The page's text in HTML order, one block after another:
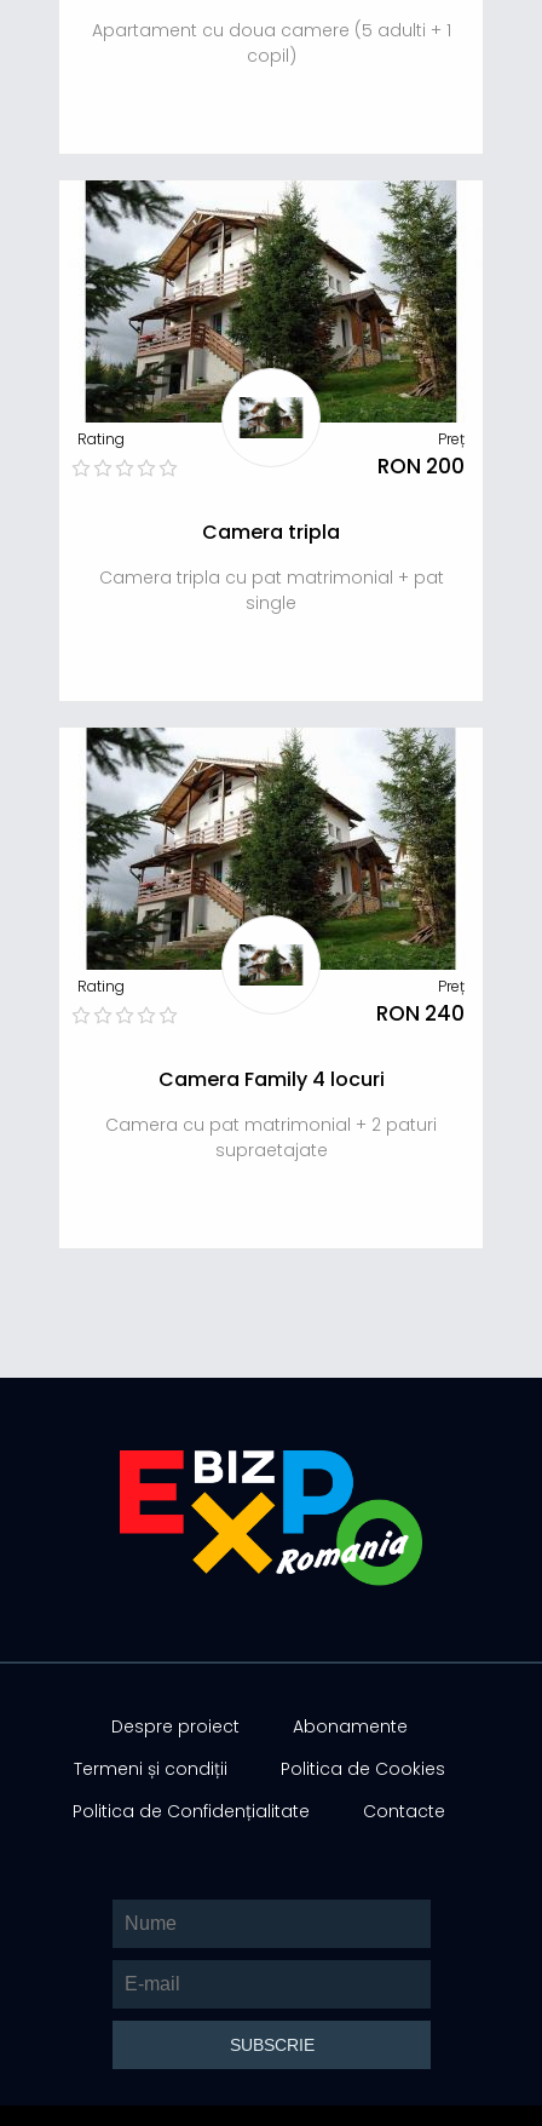
Apartament cu doua camere (5 adulti + 1
copil)
Rating Preț
RON 200
Camera tripla
Camera tripla cu pat matrimonial + pat
single
Rating Preț
RON 240
Camera Family 4 locuri
Camera cu pat matrimonial + 2 paturi
supraetajate
Despre proiect
Abonamente
Termeni și condiții
Politica de Cookies
Politica de Confidențialitate
Contacte